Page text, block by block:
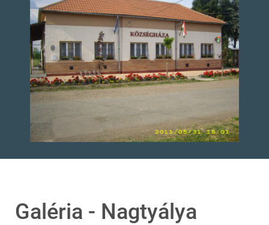
Galéria - Nagtyálya